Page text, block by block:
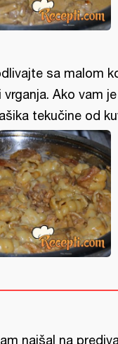
sa malom
Ako vam
tekučine od
naišal na